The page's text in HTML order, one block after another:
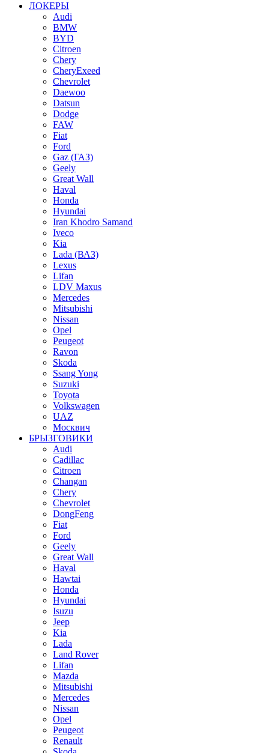
ЛОКЕРЫ
Audi
BMW
BYD
Citroen
Chery
CheryExeed
Chevrolet
Daewoo
Datsun
Dodge
FAW
Fiat
Ford
Gaz (ГАЗ)
Geely
Great Wall
Haval
Honda
Hyundai
Iran Khodro Samand
Iveco
Kia
Lada (ВАЗ)
Lexus
Lifan
LDV Maxus
Mercedes
Mitsubishi
Nissan
Opel
Peugeot
Ravon
Skoda
Ssang Yong
Suzuki
Toyota
Volkswagen
UAZ
Москвич
БРЫЗГОВИКИ
Audi
Cadillac
Citroen
Changan
Chery
Chevrolet
DongFeng
Fiat
Ford
Geely
Great Wall
Haval
Hawtai
Honda
Hyundai
Isuzu
Jeep
Kia
Lada
Land Rover
Lifan
Mazda
Mitsubishi
Mercedes
Nissan
Opel
Peugeot
Renault